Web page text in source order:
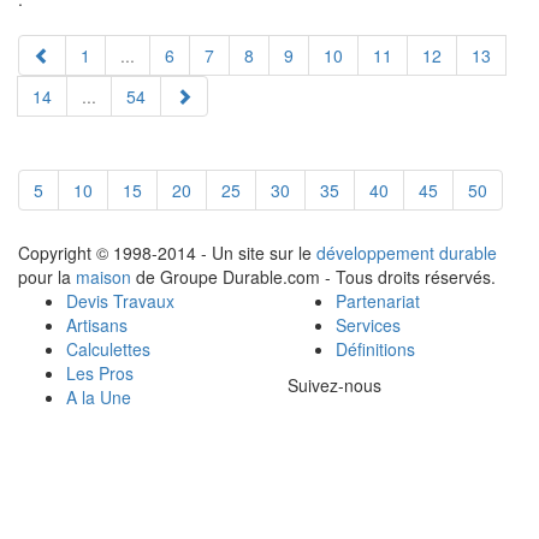
1 ... 6 7 8 9 10 11 12
13
14
... 54
5 10 15 20 25 30 35 40 45 50
Copyright © 1998-2014 - Un site sur le développement durable
pour la maison de Groupe Durable.com - Tous droits réservés.
Devis Travaux
Artisans
Calculettes
Les Pros
A la Une
Partenariat
Services
Définitions
Suivez-nous